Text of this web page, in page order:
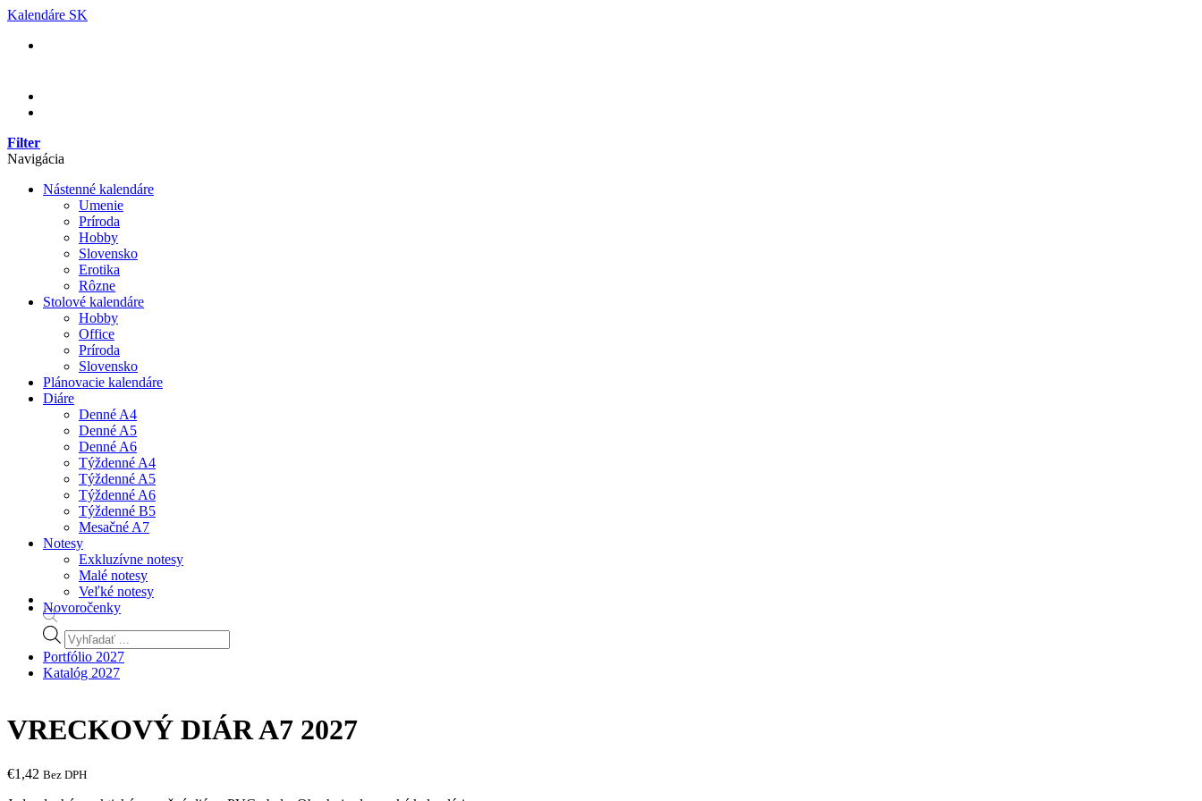
Skip
content
Kalendáre SK
Products
search
Portfólio 2027
Katalóg 2027
Filter
Navigácia
Nástenné kalendáre
Umenie
Príroda
Hobby
Slovensko
Erotika
Rôzne
Stolové kalendáre
Hobby
Office
Príroda
Slovensko
Plánovacie kalendáre
Diáre
Denné A4
Denné A5
Denné A6
Týždenné A4
Týždenné A5
Týždenné A6
Týždenné B5
Mesačné A7
Notesy
Exkluzívne notesy
Malé notesy
Veľké notesy
Novoročenky
VRECKOVÝ DIÁR A7 2027
€1,42 Bez DPH